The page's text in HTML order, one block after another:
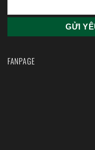
FANPAGE